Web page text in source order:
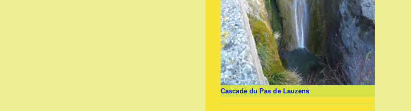
Cascade du Pas de Lauzens